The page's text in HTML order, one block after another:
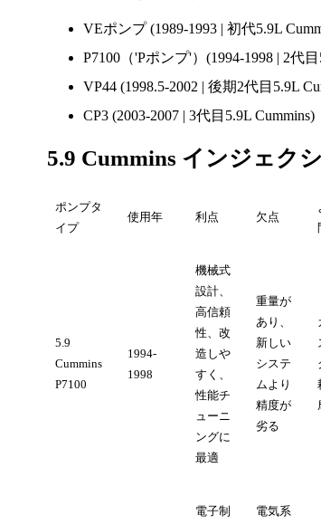
VEポンプ (1989-1993 | 初代5.9L
P7100（'Pポンプ'）(1994-1998 | 2代
VP44 (1998.5-2002 | 後期2代目5.9L
CP3 (2003-2007 | 3代目5.9L Cummins)
5.9 Cummins インジェク
ポンプタ
イプ
使用年 利点 欠点
5.9
Cummins
P7100
1994-
1998
機械式
設計、
高信頼
性、改
造しや
すく、
性能チ
ューニ
ングに
最適
重量が
あり、
新しい
システ
ムより
精度が
劣る
電子制
電気系